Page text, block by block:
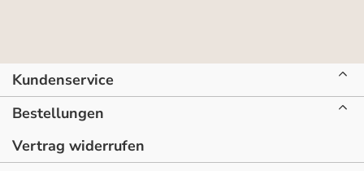
Kundenservice
Bestellungen
Vertrag widerrufen